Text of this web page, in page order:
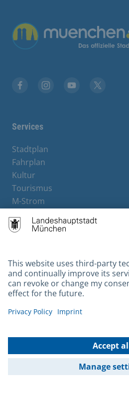
Übergreifende
Services
Stadtplan
Fahrplan
Kultur
Tourismus
M-Strom
Hotels
Contact
Barrierefreiheit
Leichte Sprache
Gebärdensprache
Kontakt